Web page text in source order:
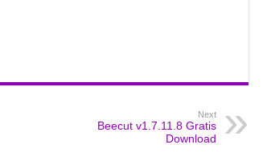
Next
Beecut v1.7.11.8 Gratis
Download